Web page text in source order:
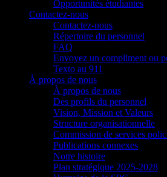
Opportunités étudiantes
Contactez-nous
Contactez-nous
Répertoire du personnel
FAQ
Envoyez un compliment ou
Texto au 911
À propos de nous
À propos de nous
Des profils du personnel
Vision, Mission et Valeurs
Structure organisationnelle
Commission de services
Publications connexes
Notre histoire
Plan stratégique 2025-2028